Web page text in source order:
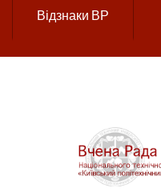
Відзнаки ВР